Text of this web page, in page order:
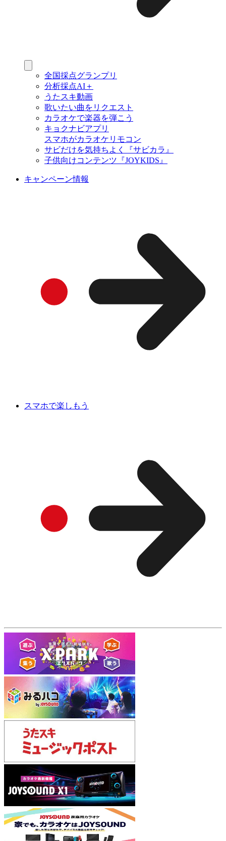
全国採点グランプリ
分析採点AI＋
うたスキ動画
歌いたい曲をリクエスト
カラオケで楽器を弾こう
キョクナビアプリ
スマホがカラオケリモコン
サビだけを気持ちよく『サビカラ』
子供向けコンテンツ『JOYKIDS』
キャンペーン情報
スマホで楽しもう